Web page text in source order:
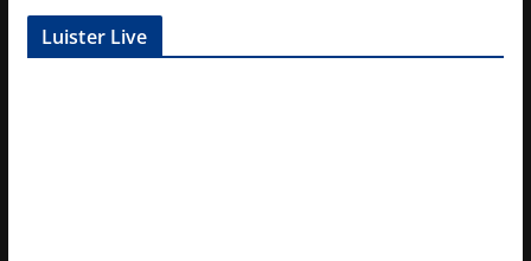
Luister Live